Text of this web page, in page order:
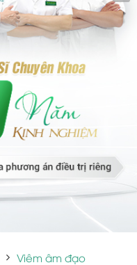
Viêm âm đạo